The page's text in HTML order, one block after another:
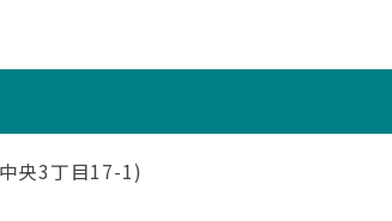
央3丁目17-1)